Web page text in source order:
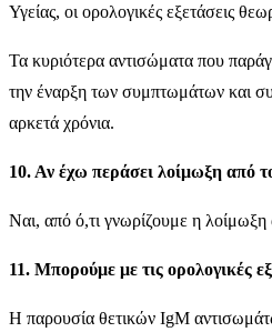
Υγείας, οι ορολογικές εξετάσεις
Τα κυριότερα αντισώματα που
την έναρξη των συμπτωμάτων και
αρκετά χρόνια.
10. Αν έχω περάσει λοίμωξη από
Ναι, από ό,τι γνωρίζουμε η λοίμωξη
11. Μπορούμε με τις ορολογικές
H παρουσία θετικών IgM